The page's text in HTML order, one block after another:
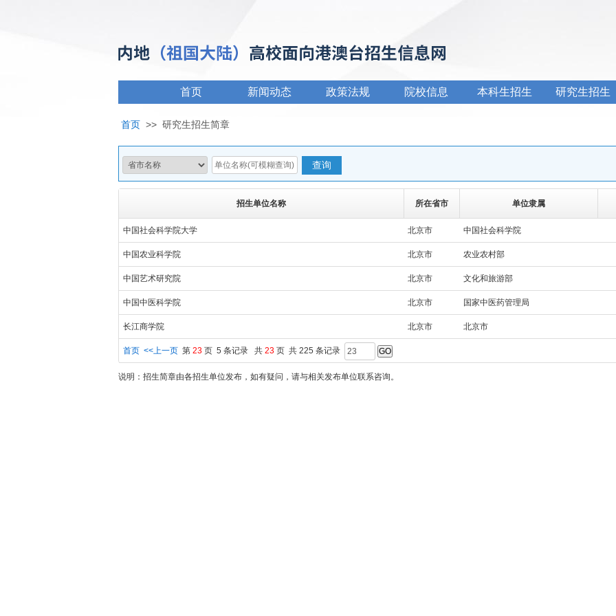
首页 新闻动态 政策法规 院校信息 本科生招生 研究生招生
首页 >> 研究生招生简章
招生单位名称 所在省市 单位隶属
中国社会科学院大学 北京市 中国社会科学院
中国农业科学院 北京市 农业农村部
中国艺术研究院 北京市 文化和旅游部
中国中医科学院 北京市 国家中医药管理局
长江商学院 北京市 北京市
首页 <<上一页 第 23 页 5 条记录 共 23 页 共 225 条记录
说明：招生简章由各招生单位发布，如有疑问，请与相关发布单位联系咨询。